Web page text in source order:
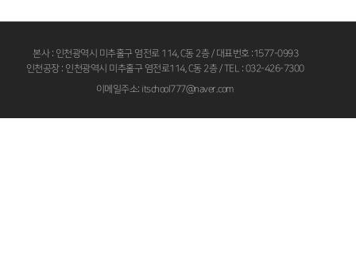
본사 : 인천광역시 미추홀구 염전로 114, C동 2층 / 대표번호 :1577-0993
인천공장 : 인천광역시 미추홀구 염전로114, C동 2층 / TEL : 032-426-7300
이메일주소: itschool777@naver.com